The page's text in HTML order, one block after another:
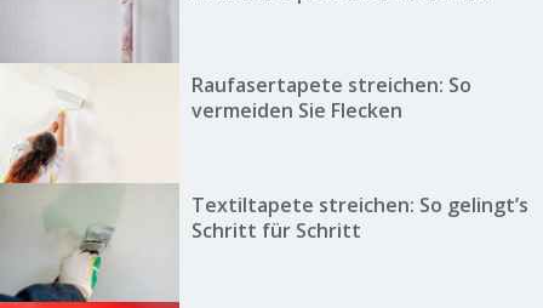
Raufasertapete streichen: So
vermeiden Sie Flecken
Textiltapete streichen: So gelingt’s
Schritt für Schritt